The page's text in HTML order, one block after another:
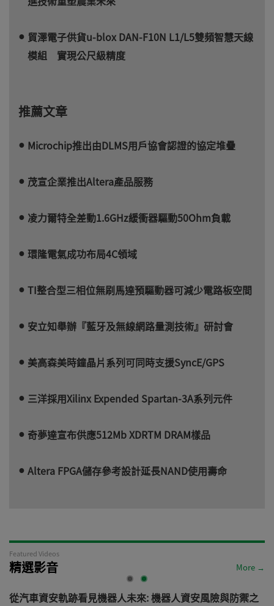
貿澤電子供貨u-blox DAN-F10N L1/L5雙頻智慧天線
模組 實現公尺級精度
推薦文章
Microchip推出由DLMS用戶協會認證的協定堆疊
茂宣企業推出Altera產品服務
凌力爾特全差動1.6GHz緩衝器驅動50Ohm負載
環隆電氣成功布局4C領域
TI整合型三相位無刷馬達預驅動器可減少電路板空間
安立知舉辦『藍牙及無線網路量測技術』研討會
美高森美時鐘晶片系列可同時支援SyncE/GPS
三洋採用Xilinx Expended Spartan-3A系列元件
奇夢達宣布供應512Mb XDRTM DRAM樣品
Altera FPGA儲存參考設計延長NAND使用壽命
Featured Videos
精選影音 More →
從汽車資安軌跡看見機器人未來: 機器人資安風險與防禦之